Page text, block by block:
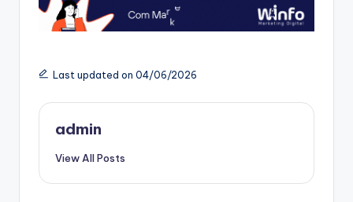
Last updated on 04/06/2026
admin
View All Posts